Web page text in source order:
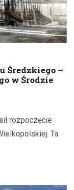
Średzkiego –
w Środzie
rozpoczęcie
Ta